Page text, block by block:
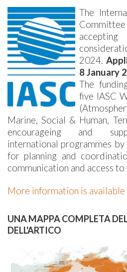
The
2024.
8 January
The
five IASC
Marine, Social & Human,
encourageing and
international programmes
for planning and
communication and access
More information is
UNA MAPPA COMPLETA
DELL'ARTICO